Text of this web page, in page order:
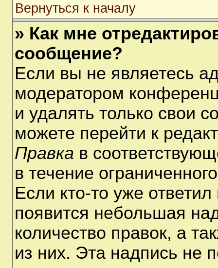
Вернуться к началу
» Как мне
сообщение?
Если вы не являетесь
модератором
и удалять только свои
можете перейти к
Правка в
в течение
Если кто-то уже
появится небольшая
количество правок, а
из них. Эта надпись не